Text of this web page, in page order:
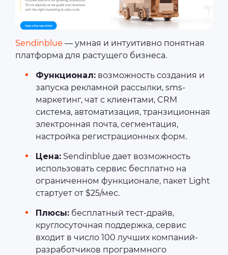
Sendinblue — умная и интуитивно понятная
платформа для растущего бизнеса.
Функционал: возможность создания и
запуска рекламной рассылки, sms-
маркетинг, чат с клиентами, CRM
система, автоматизация, транзиционная
электронная почта, сегментация,
настройка регистрационных форм.
Цена: Sendinblue дает возможность
использовать сервис бесплатно на
ограниченном функционале, пакет Light
стартует от $25/мес.
Плюсы: бесплатный тест-драйв,
круглосуточная поддержка, сервис
входит в число 100 лучших компаний-
разработчиков программного